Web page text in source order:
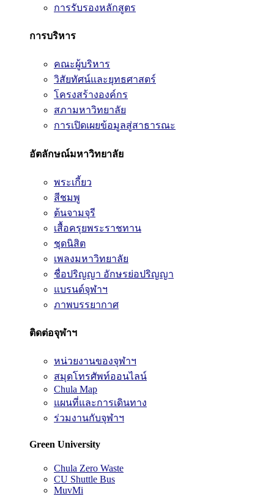
การรับรองหลักสูตร
การบริหาร
คณะผู้บริหาร
วิสัยทัศน์และยุทธศาสตร์
โครงสร้างองค์กร
สภามหาวิทยาลัย
การเปิดเผยข้อมูลสู่สาธารณะ
อัตลักษณ์มหาวิทยาลัย
พระเกี้ยว
สีชมพู
ต้นจามจุรี
เสื้อครุยพระราชทาน
ชุดนิสิต
เพลงมหาวิทยาลัย
ชื่อปริญญา อักษรย่อปริญญา
แบรนด์จุฬาฯ
ภาพบรรยากาศ
ติดต่อจุฬาฯ
หน่วยงานของจุฬาฯ
สมุดโทรศัพท์ออนไลน์
Chula Map
แผนที่และการเดินทาง
ร่วมงานกับจุฬาฯ
Green University
Chula Zero Waste
CU Shuttle Bus
MuvMi